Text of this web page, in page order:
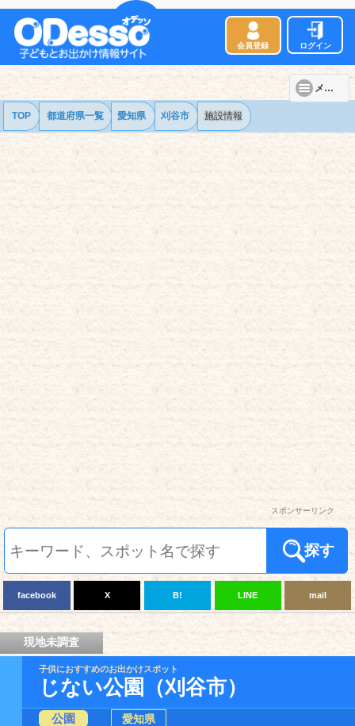
会員登録 ログイン
メニュー
TOP 都道府県一覧 愛知県 刈谷市 施設情報
スポンサーリンク
探す
facebook X B! LINE mail
現地未調査
子供におすすめのお出かけスポット
じない公園（刈谷市）
公園
愛知県